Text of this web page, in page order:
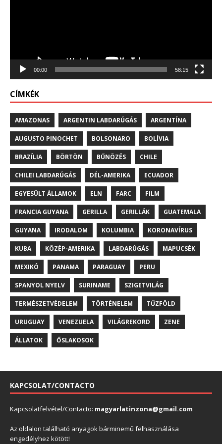
00:00 58:15
CÍMKÉK
AMAZONAS ARGENTIN LABDARÚGÁS ARGENTÍNA
AUGUSTO PINOCHET BOLSONARO BOLÍVIA
BRAZÍLIA BÖRTÖN BŰNÖZÉS CHILE
CHILEI LABDARÚGÁS DÉL-AMERIKA ECUADOR
EGYESÜLT ÁLLAMOK ELN FARC FILM
FRANCIA GUYANA GERILLA GERILLÁK GUATEMALA
GUYANA IRODALOM KOLUMBIA KORONAVÍRUS
KUBA KÖZÉP-AMERIKA LABDARÚGÁS MAPUCSÉK
MEXIKÓ PANAMA PARAGUAY PERU
SPANYOL NYELV SURINAME SZIGETVILÁG
TERMÉSZETVÉDELEM TÖRTÉNELEM TŰZFÖLD
URUGUAY VENEZUELA VILÁGREKORD ZENE
ÁLLATOK ŐSLAKOSOK
KAPCSOLAT/CONTACTO
Kapcsolatfelvétel/Contacto: magyarlatinzona@gmail.com
Az oldalon található anyagok bárminemű felhasználása
engedélyhez kötött!